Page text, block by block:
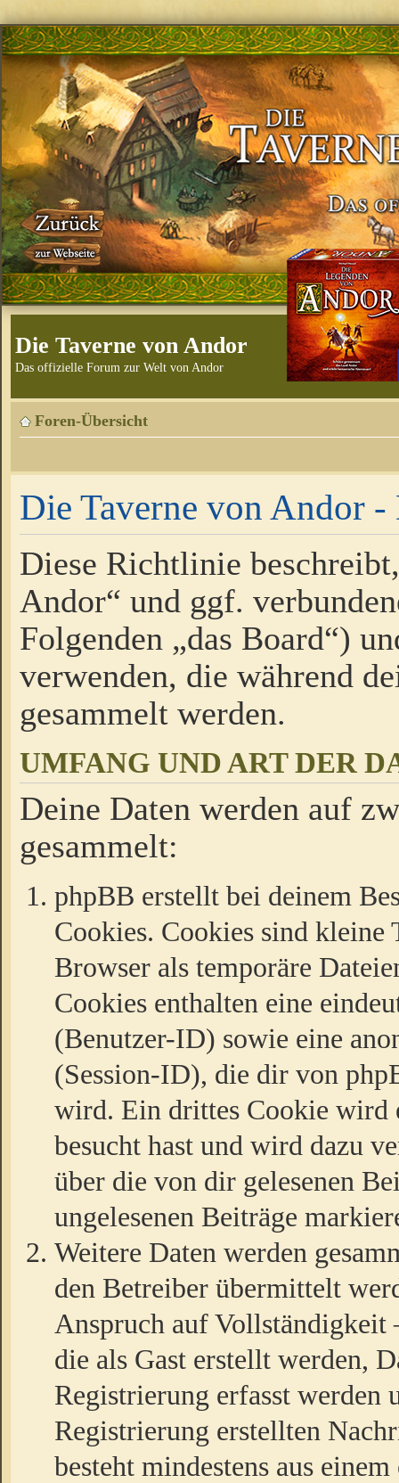
Die Taverne von Andor
Das offizielle Forum zur Welt von Andor
Foren-Übersicht
Die Taverne von Andor
Diese Richtlinie
Andor“ und ggf.
Folgenden „das Board“)
verwenden, die während
gesammelt werden.
UMFANG UND ART DER
Deine Daten werden auf
gesammelt:
phpBB erstellt bei deinem
Cookies. Cookies sind kleine
Browser als temporäre
Cookies enthalten eine
(Benutzer-ID) sowie eine
(Session-ID), die dir von
wird. Ein drittes Cookie wird
besucht hast und wird dazu
über die von dir gelesenen
ungelesenen Beiträge
Weitere Daten werden
den Betreiber übermittelt
Anspruch auf
die als Gast erstellt werden,
Registrierung erfasst werden
Registrierung erstellten
besteht mindestens aus